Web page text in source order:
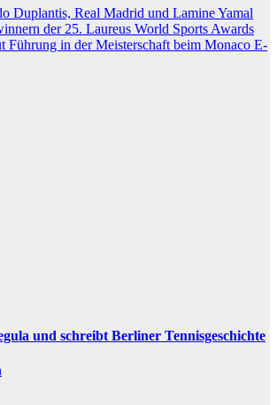
Duplantis, Real Madrid und Lamine Yamal
der 25. Laureus World Sports Awards
Führung in der Meisterschaft beim Monaco E-
und schreibt Berliner Tennisgeschichte